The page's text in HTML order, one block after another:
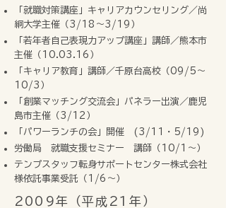
「就職対策講座」キャリアカウンセリング／尚
絅大学主催（3/18～3/19）
「若年者自己表現力アップ講座」講師／熊本市
主催（10.03.16）
「キャリア教育」講師／千原台高校（09/5〜
10/3）
「創業マッチング交流会」パネラー出演／鹿児
島市主催（3/12）
「パワーランチの会」開催 (3/11・5/19)
労働局 就職支援セミナー 講師（10/1～）
テンプスタッフ転身サポートセンター株式会社
様依託事業受託（1/6～）
2009年（平成21年）